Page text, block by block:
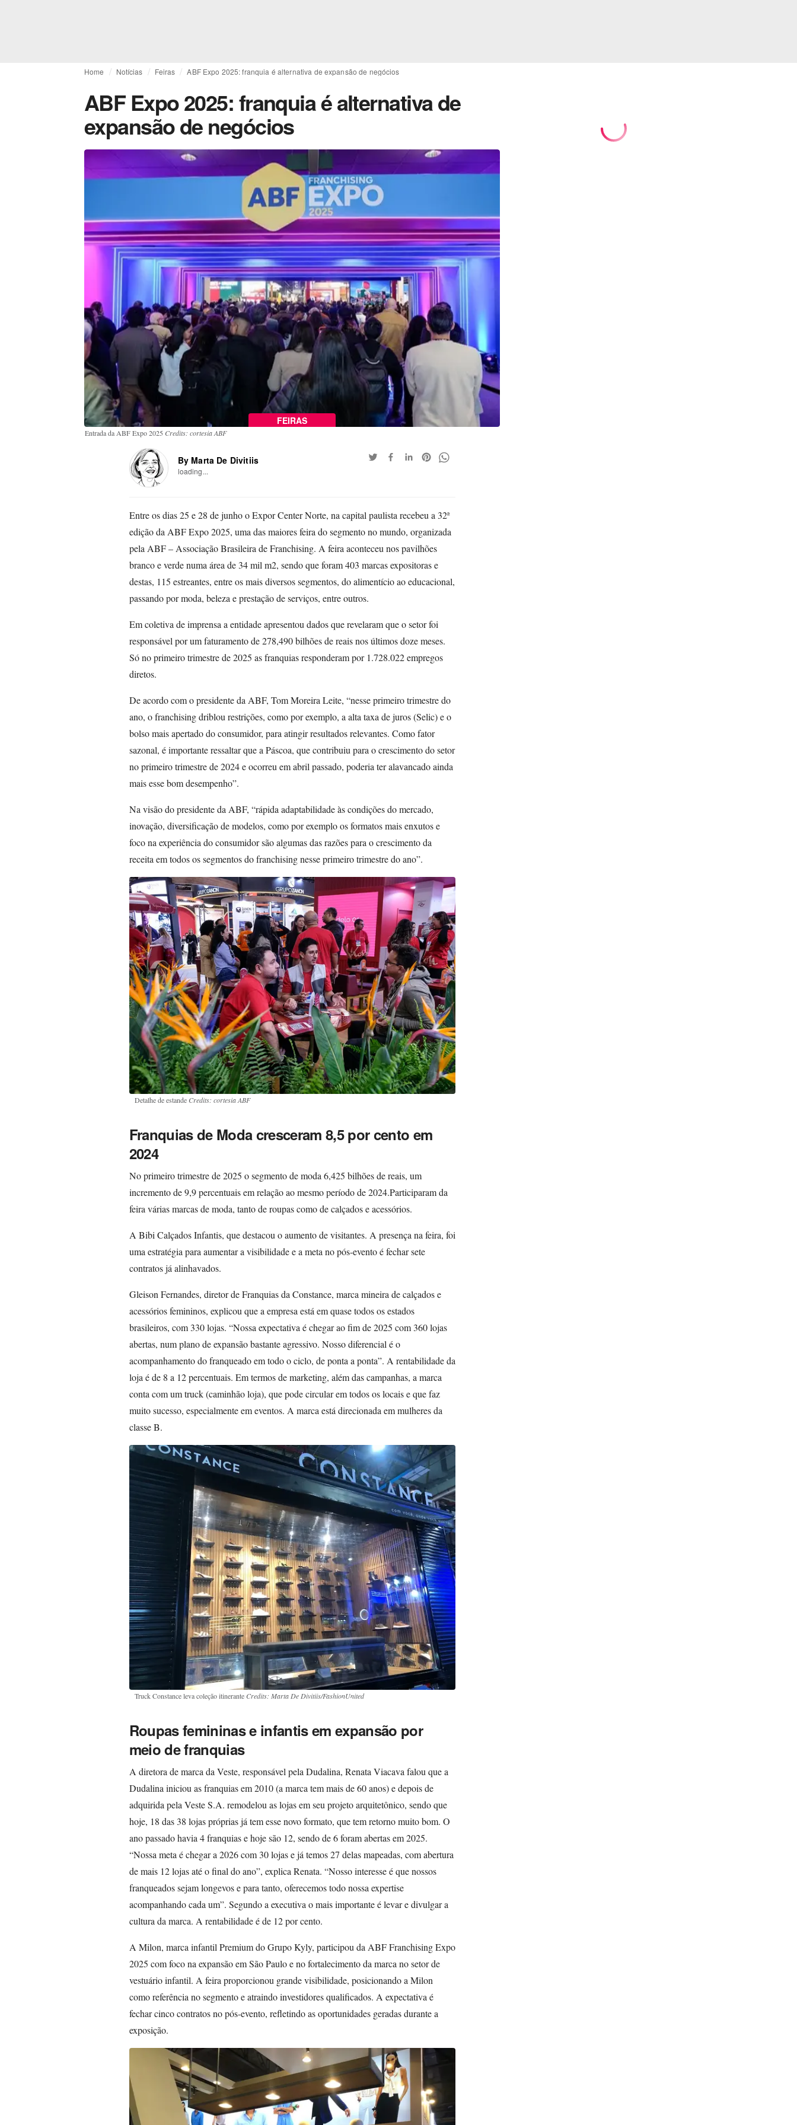
Home Notícias Feiras ABF Expo 2025: franquia é alternativa de expansão de negócios
ABF Expo 2025: franquia é alternativa de
expansão de negócios
FEIRAS
Entrada da ABF Expo 2025 Credits: cortesia ABF
By Marta De Divitiis
loading...
Entre os dias 25 e 28 de junho o Expor Center Norte, na capital paulista recebeu a 32ª
edição da ABF Expo 2025, uma das maiores feira do segmento no mundo, organizada
pela ABF – Associação Brasileira de Franchising. A feira aconteceu nos pavilhões
branco e verde numa área de 34 mil m2, sendo que foram 403 marcas expositoras e
destas, 115 estreantes, entre os mais diversos segmentos, do alimentício ao educacional,
passando por moda, beleza e prestação de serviços, entre outros.
Em coletiva de imprensa a entidade apresentou dados que revelaram que o setor foi
responsável por um faturamento de 278,490 bilhões de reais nos últimos doze meses.
Só no primeiro trimestre de 2025 as franquias responderam por 1.728.022 empregos
diretos.
De acordo com o presidente da ABF, Tom Moreira Leite, “nesse primeiro trimestre do
ano, o franchising driblou restrições, como por exemplo, a alta taxa de juros (Selic) e o
bolso mais apertado do consumidor, para atingir resultados relevantes. Como fator
sazonal, é importante ressaltar que a Páscoa, que contribuiu para o crescimento do setor
no primeiro trimestre de 2024 e ocorreu em abril passado, poderia ter alavancado ainda
mais esse bom desempenho”.
Na visão do presidente da ABF, “rápida adaptabilidade às condições do mercado,
inovação, diversificação de modelos, como por exemplo os formatos mais enxutos e
foco na experiência do consumidor são algumas das razões para o crescimento da
receita em todos os segmentos do franchising nesse primeiro trimestre do ano”.
Detalhe de estande Credits: cortesia ABF
Franquias de Moda cresceram 8,5 por cento em
2024
No primeiro trimestre de 2025 o segmento de moda 6,425 bilhões de reais, um
incremento de 9,9 percentuais em relação ao mesmo período de 2024.Participaram da
feira várias marcas de moda, tanto de roupas como de calçados e acessórios.
A Bibi Calçados Infantis, que destacou o aumento de visitantes. A presença na feira, foi
uma estratégia para aumentar a visibilidade e a meta no pós-evento é fechar sete
contratos já alinhavados.
Gleison Fernandes, diretor de Franquias da Constance, marca mineira de calçados e
acessórios femininos, explicou que a empresa está em quase todos os estados
brasileiros, com 330 lojas. “Nossa expectativa é chegar ao fim de 2025 com 360 lojas
abertas, num plano de expansão bastante agressivo. Nosso diferencial é o
acompanhamento do franqueado em todo o ciclo, de ponta a ponta”. A rentabilidade da
loja é de 8 a 12 percentuais. Em termos de marketing, além das campanhas, a marca
conta com um truck (caminhão loja), que pode circular em todos os locais e que faz
muito sucesso, especialmente em eventos. A marca está direcionada em mulheres da
classe B.
Truck Constance leva coleção itinerante Credits: Marta De Divitiis/FashionUnited
Roupas femininas e infantis em expansão por
meio de franquias
A diretora de marca da Veste, responsável pela Dudalina, Renata Viacava falou que a
Dudalina iniciou as franquias em 2010 (a marca tem mais de 60 anos) e depois de
adquirida pela Veste S.A. remodelou as lojas em seu projeto arquitetônico, sendo que
hoje, 18 das 38 lojas próprias já tem esse novo formato, que tem retorno muito bom. O
ano passado havia 4 franquias e hoje são 12, sendo de 6 foram abertas em 2025.
“Nossa meta é chegar a 2026 com 30 lojas e já temos 27 delas mapeadas, com abertura
de mais 12 lojas até o final do ano”, explica Renata. “Nosso interesse é que nossos
franqueados sejam longevos e para tanto, oferecemos todo nossa expertise
acompanhando cada um”. Segundo a executiva o mais importante é levar e divulgar a
cultura da marca. A rentabilidade é de 12 por cento.
A Milon, marca infantil Premium do Grupo Kyly, participou da ABF Franchising Expo
2025 com foco na expansão em São Paulo e no fortalecimento da marca no setor de
vestuário infantil. A feira proporcionou grande visibilidade, posicionando a Milon
como referência no segmento e atraindo investidores qualificados. A expectativa é
fechar cinco contratos no pós-evento, refletindo as oportunidades geradas durante a
exposição.